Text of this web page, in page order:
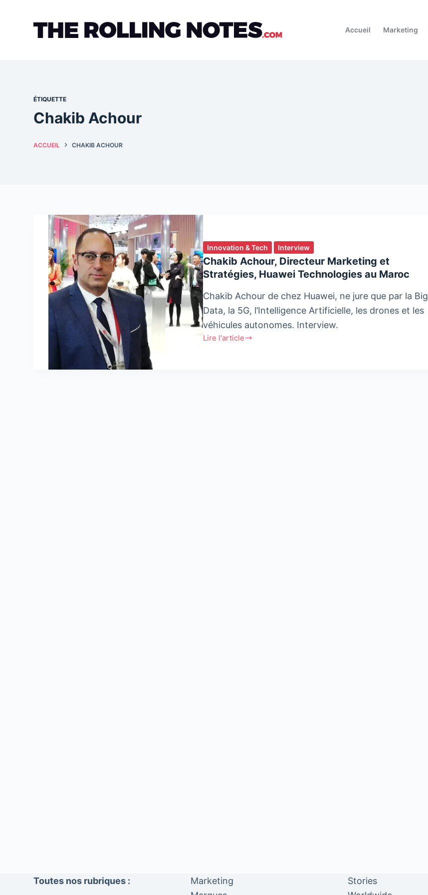
Accueil Marketing
ÉTIQUETTE
Chakib Achour
ACCUEIL CHAKIB ACHOUR
Innovation & Tech Interview
Chakib Achour, Directeur Marketing et
Stratégies, Huawei Technologies au Maroc
Chakib Achour de chez Huawei, ne jure que par la Big
Data, la 5G, l’Intelligence Artificielle, les drones et les
véhicules autonomes. Interview.
Lire l'article
Chakib
Toutes nos rubriques :
Marketing
Stories